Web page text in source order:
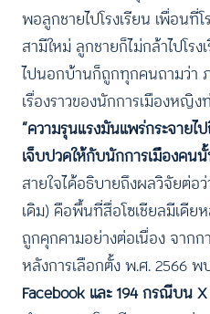
พอลูกชายไปโรงเรียน เพื่อนที่
สามีใหม่ ลูกชายก็ไม่กล้าไปโ
ไปนอกบ้านก็ถูกทุกคนถามว่า
เรื่องราวของนักการเมืองหญิ
“ความรุนแรงมันแพร่กระจายไ
เจ็บปวดให้กับนักการเมืองคน
สายใจได้อธิบายถึงผลวิจัยต่อ
เดิม) คือพื้นที่สื่อโซเชียลมีเดีย
ถูกคุกคามอย่างต่อเนื่อง จากก
หลังการเลือกตั้ง พ.ศ. 2566 พ
Facebook และ 194 กรณีบน X